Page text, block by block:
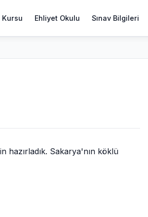
Kursu Ehliyet Okulu Sınav Bilgileri
hazırladık. Sakarya'nın köklü